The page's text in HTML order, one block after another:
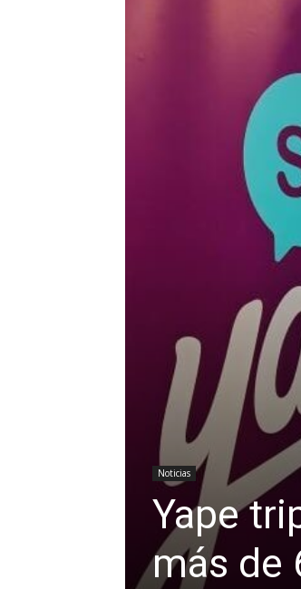
Noticias
Yape
más de